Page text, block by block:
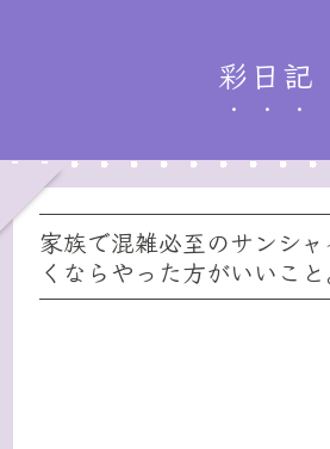
彩日記
家族で混雑必至のサンシ
くならやった方がいいこと